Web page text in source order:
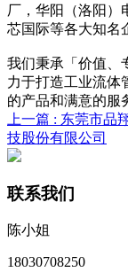
厂，华阳（洛阳）
芯国际等各大知名
我们秉承「价值、
力于打造工业流体
的产品和满意的服
上一篇 : 东莞市品
技股份有限公司
联系我们
陈小姐
18030708250